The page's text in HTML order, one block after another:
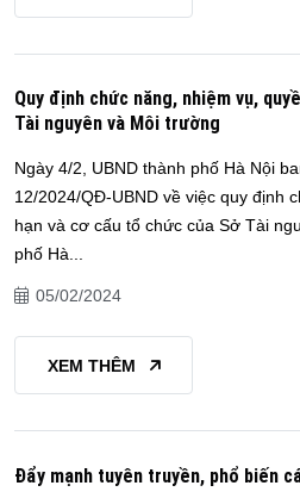
Quy định chức năng, nhiệm vụ,
Tài nguyên và Môi trường
Ngày 4/2, UBND thành phố Hà Nội
12/2024/QĐ-UBND về việc quy định
hạn và cơ cấu tổ chức của Sở Tài
phố Hà...
05/02/2024
XEM THÊM
Đẩy mạnh tuyên truyền, phổ biến